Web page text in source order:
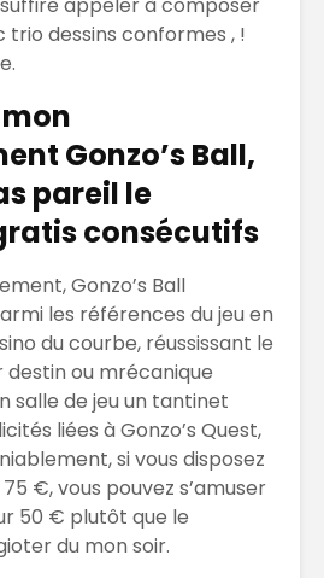
trio dessins conformes , !
Gonzo’s Ball,
pareil le
consécutifs
Gonzo’s Ball
les références du jeu en
du courbe, réussissant le
destin ou mrécanique
salle de jeu un tantinet
liées à Gonzo’s Quest,
si vous disposez
€, vous pouvez s’amuser
50 € plutôt que le
du mon soir.